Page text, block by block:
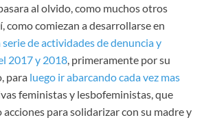
al olvido, como muchos otros
como comiezan a desarrollarse en
serie de actividades de denuncia y
2017 y 2018, primeramente por su
para luego ir abarcando cada vez mas
feministas y lesbofeministas, que
para solidarizar con su madre y